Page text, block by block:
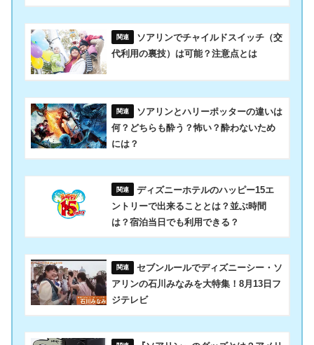
ソアリンでチャイルドスイッチ（交
代利用の裏技）は可能？注意点とは
ソアリンとハリーポッターの違いは
何？どちらも酔う？怖い？酔わないため
には？
ディズニーホテルのハッピー15エ
ントリーで出来ることとは？並ぶ時間
は？宿泊当日でも利用できる？
セブンルールでディズニーシー・ソ
アリンの石川みなみを大特集！8月13日フ
ジテレビ